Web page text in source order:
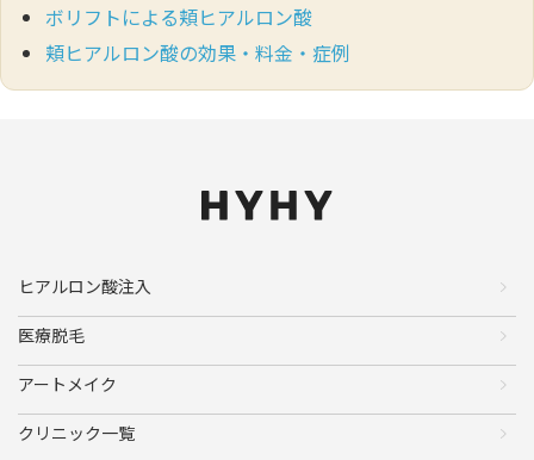
ボリフトによる頬ヒアルロン酸
頬ヒアルロン酸の効果・料金・症例
ヒアルロン酸注入
医療脱毛
アートメイク
クリニック一覧